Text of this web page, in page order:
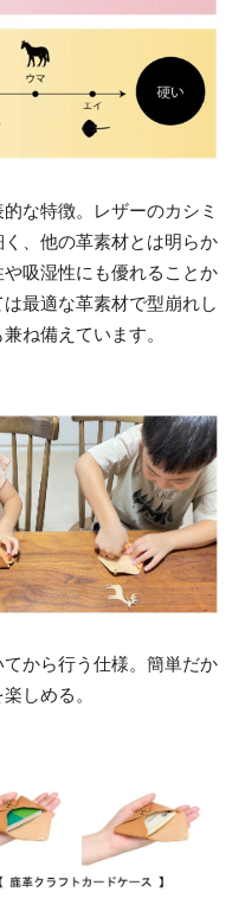
な特徴。レザーのカシミ
、他の革素材とは明らか
吸湿性にも優れることか
最適な革素材で型崩れし
ね備えています。
から行う仕様。簡単だか
しめる。